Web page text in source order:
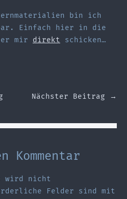
bin ich
Einfach hier in die
mir direkt schicken…
Nächster Beitrag →
Kommentar
wird nicht
Felder sind mit